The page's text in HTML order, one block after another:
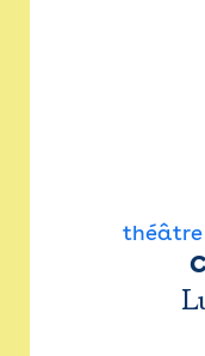
théâtre